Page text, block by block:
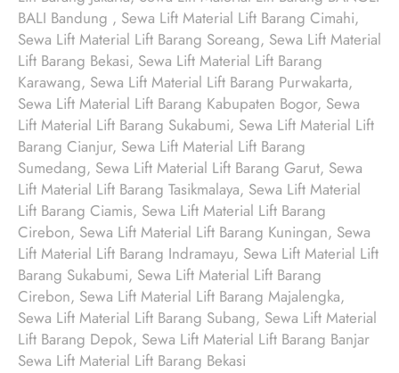
BALI Bandung , Sewa Lift Material Lift Barang Cimahi,
Sewa Lift Material Lift Barang Soreang, Sewa Lift Material
Lift Barang Bekasi, Sewa Lift Material Lift Barang
Karawang, Sewa Lift Material Lift Barang Purwakarta,
Sewa Lift Material Lift Barang Kabupaten Bogor, Sewa
Lift Material Lift Barang Sukabumi, Sewa Lift Material Lift
Barang Cianjur, Sewa Lift Material Lift Barang
Sumedang, Sewa Lift Material Lift Barang Garut, Sewa
Lift Material Lift Barang Tasikmalaya, Sewa Lift Material
Lift Barang Ciamis, Sewa Lift Material Lift Barang
Cirebon, Sewa Lift Material Lift Barang Kuningan, Sewa
Lift Material Lift Barang Indramayu, Sewa Lift Material Lift
Barang Sukabumi, Sewa Lift Material Lift Barang
Cirebon, Sewa Lift Material Lift Barang Majalengka,
Sewa Lift Material Lift Barang Subang, Sewa Lift Material
Lift Barang Depok, Sewa Lift Material Lift Barang Banjar
Sewa Lift Material Lift Barang Bekasi